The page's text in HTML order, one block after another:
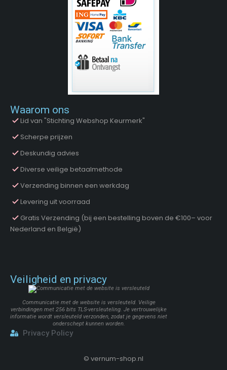
Waarom ons
Lid van "Stichting Webshop Keurmerk"
Scherpe prijzen
Deskundig advies
Diverse veilige betaalmethode
Verzending binnen een werkdag
Levering uit voorraad
Gratis Verzending (bij een bestelling boven de €100– voor
Nederland en België)
Veiligheid en privacy
Communicatie met de website is versleuteld. Veilige
verbindingen met 256 bits TLS-versleuteling. Je vertrouwelijke
informatie wordt versleuteld verzonden, zodat je gegevens niet
onderschept kunnen worden.
Privacy Policy
© vernum-shop.nl